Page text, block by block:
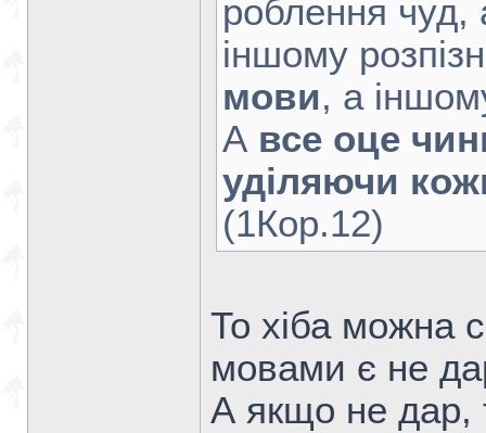
роблення чуд,
іншому
мови, а
А все оце
уділяючи
(1Кор.12)
То хіба можна
мовами є не
А якщо не дар,